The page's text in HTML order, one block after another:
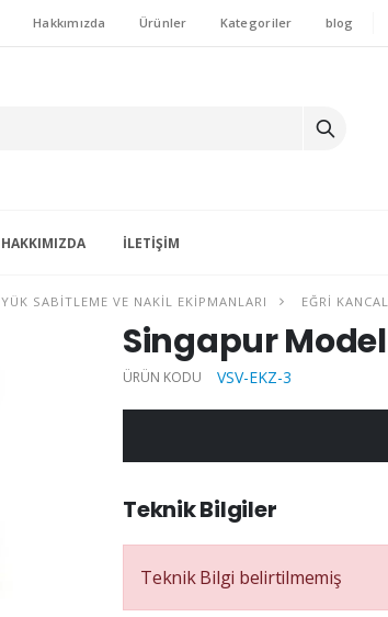
Hakkımızda Ürünler Kategoriler blog
HAKKIMIZDA İLETIŞIM
YÜK SABITLEME VE NAKIL EKIPMANLARI EĞRI
Singapur
ÜRÜN KODU VSV-EKZ-3
Teknik Bilgiler
Teknik Bilgi belirtilmemiş